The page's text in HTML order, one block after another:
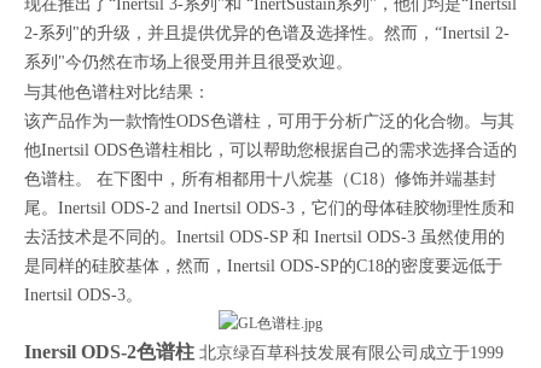
现在推出了“Inertsil 3-系列"和 “InertSustain系列"，他们均是“Inertsil
2-系列"的升级，并且提供优异的色谱及选择性。然而，“Inertsil 2-
系列"今仍然在市场上很受用并且很受欢迎。
与其他色谱柱对比结果：
该产品作为一款惰性ODS色谱柱，可用于分析广泛的化合物。与其
他Inertsil ODS色谱柱相比，可以帮助您根据自己的需求选择合适的
色谱柱。 在下图中，所有相都用十八烷基（C18）修饰并端基封
尾。Inertsil ODS-2 and Inertsil ODS-3，它们的母体硅胶物理性质和
去活技术是不同的。Inertsil ODS-SP 和 Inertsil ODS-3 虽然使用的
是同样的硅胶基体，然而，Inertsil ODS-SP的C18的密度要远低于
Inertsil ODS-3。
Inersil ODS-2色谱柱 北京绿百草科技发展有限公司成立于1999